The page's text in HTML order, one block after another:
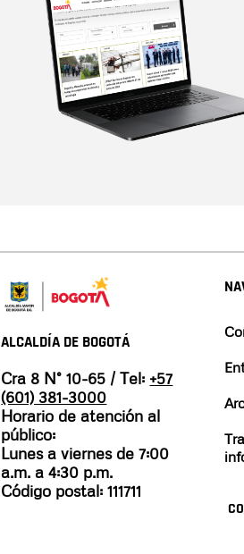
ALCALDÍA DE BOGOTÁ
Cra 8 N° 10-65 / Tel: +57
(601) 381-3000
Horario de atención al
público:
Lunes a viernes de 7:00
a.m. a 4:30 p.m.
Código postal: 111711